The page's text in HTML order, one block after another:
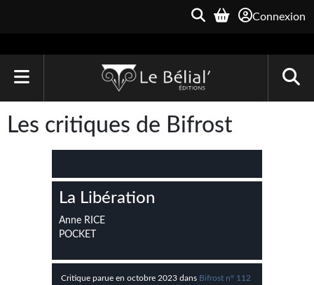
Connexion
Le Bélial'
Une Heure-Lumière
Archive du Futur
Parallaxe
Les critiques de Bifrost
La Libération
Anne RICE
POCKET
Critique parue en octobre 2023 dans Bifrost n° 112